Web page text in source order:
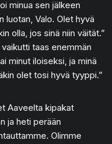
minua sen jälkeen
luotan, Valo. Olet hyvä
olla, jos sinä niin väität.”
taas enemmän
minut iloiseksi, ja minä
olet tosi hyvä tyyppi.”
Aaveelta kipakat
ja heti perään
Olimme